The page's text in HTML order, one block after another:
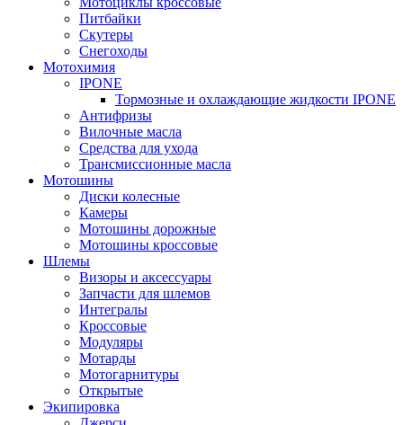
Питбайки
Скутеры
Снегоходы
Мотохимия
IPONE
Тормозные и охлаждающие жидкости IPONE
Антифризы
Вилочные масла
Средства для ухода
Трансмиссионные масла
Мотошины
Диски колесные
Камеры
Мотошины дорожные
Мотошины кроссовые
Шлемы
Визоры и аксессуары
Запчасти для шлемов
Интегралы
Кроссовые
Модуляры
Мотарды
Мотогарнитуры
Открытые
Экипировка